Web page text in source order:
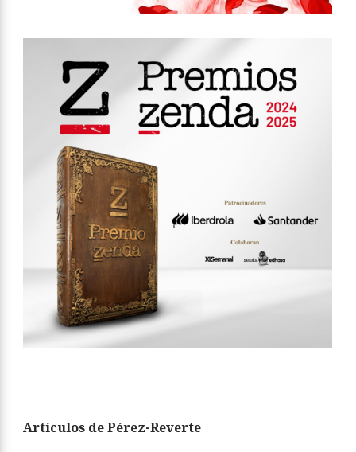
Artículos de Pérez-Reverte